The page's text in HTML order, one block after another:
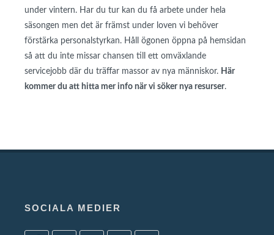
under vintern. Har du tur kan du få arbete under hela
säsongen men det är främst under loven vi behöver
förstärka personalstyrkan. Håll ögonen öppna på hemsidan
så att du inte missar chansen till ett omväxlande
servicejobb där du träffar massor av nya människor. Här
kommer du att hitta mer info när vi söker nya resurser.
SOCIALA MEDIER